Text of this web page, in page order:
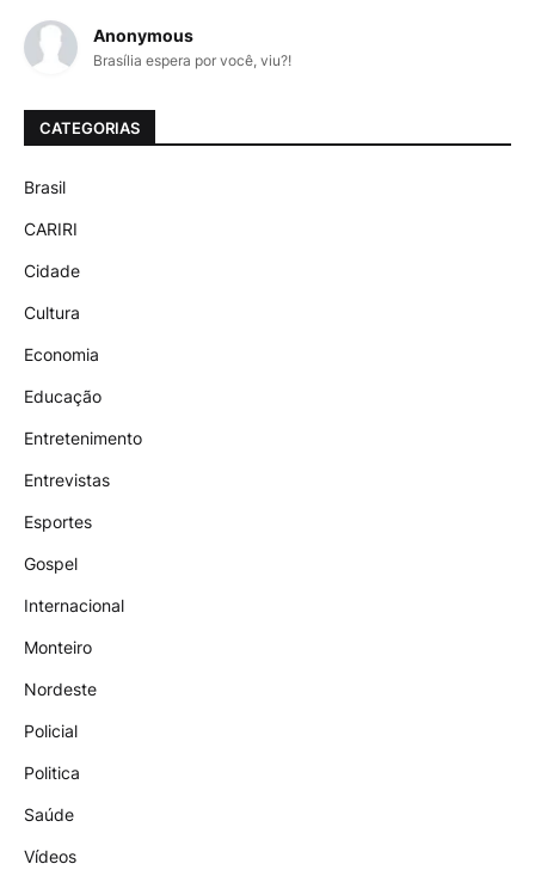
Anonymous
Brasília espera por você, viu?!
CATEGORIAS
Brasil
CARIRI
Cidade
Cultura
Economia
Educação
Entretenimento
Entrevistas
Esportes
Gospel
Internacional
Monteiro
Nordeste
Policial
Politica
Saúde
Vídeos